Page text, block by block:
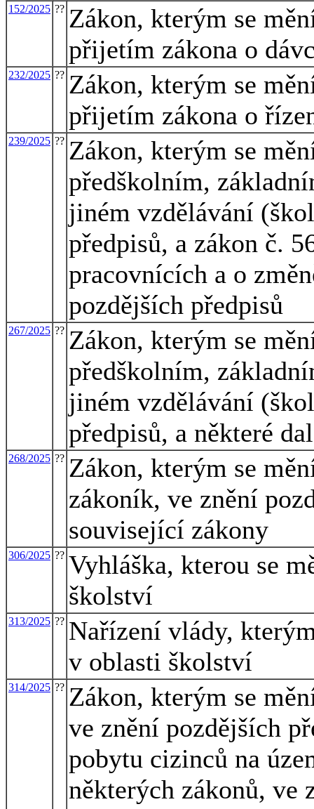
152/2025 ?? Zákon, kterým se
přijetím zákona o
232/2025 ?? Zákon, kterým se
přijetím zákona o
239/2025 ?? Zákon, kterým se
předškolním,
jiném vzdělávání
předpisů, a zákon č.
pracovnících a o
pozdějších předpisů
267/2025 ?? Zákon, kterým se
předškolním,
jiném vzdělávání
předpisů, a některé
268/2025 ?? Zákon, kterým se
zákoník, ve znění
související zákony
306/2025 ?? Vyhláška, kterou se
školství
313/2025 ?? Nařízení vlády,
v oblasti školství
314/2025 ?? Zákon, kterým se
ve znění pozdějších
pobytu cizinců na
některých zákonů, ve